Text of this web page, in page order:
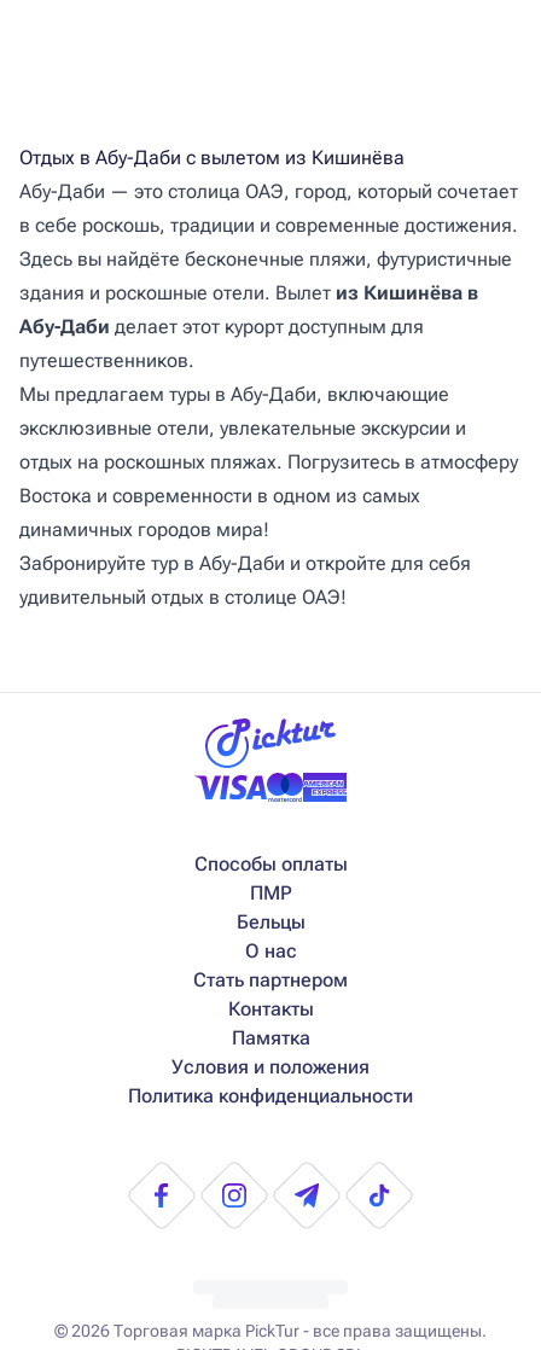
Отдых в Абу-Даби с вылетом из Кишинёва
Абу-Даби — это столица ОАЭ, город, который сочетает
в себе роскошь, традиции и современные достижения.
Здесь вы найдёте бесконечные пляжи, футуристичные
здания и роскошные отели. Вылет из Кишинёва в
Абу-Даби делает этот курорт доступным для
путешественников.
Мы предлагаем туры в Абу-Даби, включающие
эксклюзивные отели, увлекательные экскурсии и
отдых на роскошных пляжах. Погрузитесь в атмосферу
Востока и современности в одном из самых
динамичных городов мира!
Забронируйте тур в Абу-Даби и откройте для себя
удивительный отдых в столице ОАЭ!
Способы оплаты
ПМР
Бельцы
О нас
Стать партнером
Контакты
Памятка
Условия и положения
Политика конфиденциальности
© 2026Торговая марка PickTur - все права защищены.